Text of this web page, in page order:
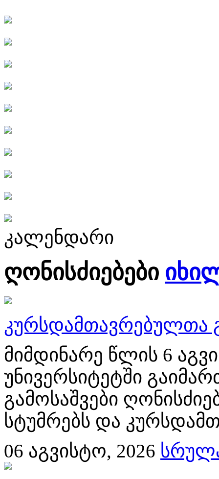
კალენდარი
ღონისძიებები
კურსდამთავრებულთა
მიმდინარე წლის 6
უნივერსიტეტში
გამოსაშვები
სტუმრებს და
06 აგვისტო, 2026